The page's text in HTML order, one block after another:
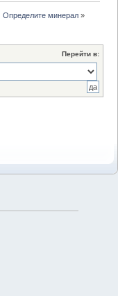
Определите минерал»
Перейти в: